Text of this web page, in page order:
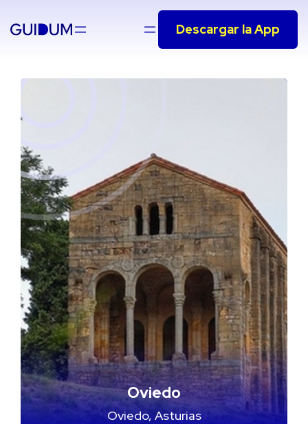
Saltar
Descargar la App
Oviedo
Oviedo, Asturias